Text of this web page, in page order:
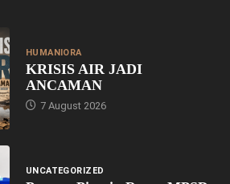
HUMANIORA
KRISIS AIR JADI
ANCAMAN
7 August 2026
UNCATEGORIZED